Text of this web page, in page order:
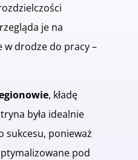
je na
drodze do pracy –
, kładę
była idealnie
sukcesu, ponieważ
pod